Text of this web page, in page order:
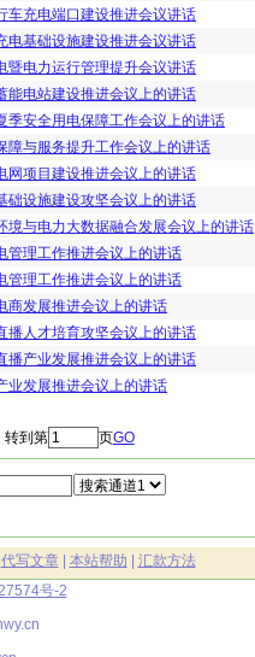
车充电端口建设推进会议讲话
电基础设施建设推进会议讲话
暨电力运行管理提升会议讲话
能电站建设推进会议上的讲话
季安全用电保障工作会议上的讲话
障与服务提升工作会议上的讲话
网项目建设推进会议上的讲话
础设施建设攻坚会议上的讲话
境与电力大数据融合发展会议上的讲话
管理工作推进会议上的讲话
管理工作推进会议上的讲话
商发展推进会议上的讲话
播人才培育攻坚会议上的讲话
播产业发展推进会议上的讲话
业发展推进会议上的讲话
到第 页GO
代写文章| 本站帮助
汇款方法
号-2